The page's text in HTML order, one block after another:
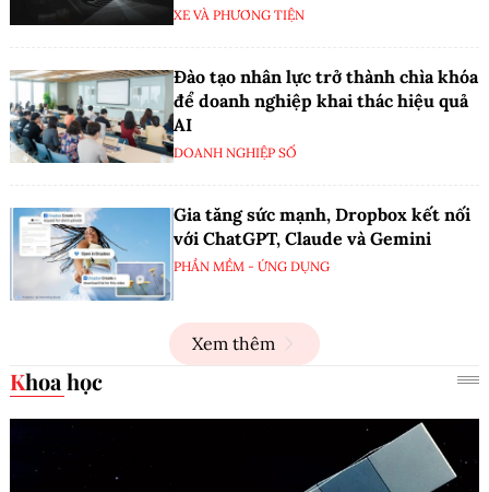
XE VÀ PHƯƠNG TIỆN
Đào tạo nhân lực trở thành chìa khóa
để doanh nghiệp khai thác hiệu quả
AI
DOANH NGHIỆP SỐ
Gia tăng sức mạnh, Dropbox kết nối
với ChatGPT, Claude và Gemini
PHẦN MỀM - ỨNG DỤNG
Xem thêm
Khoa học